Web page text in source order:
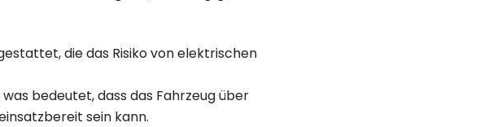
die das Risiko von elektrischen
bedeutet, dass das Fahrzeug über
sein kann.